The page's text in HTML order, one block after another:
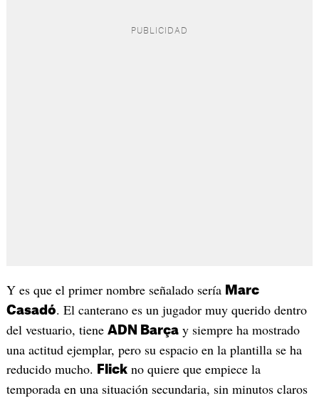
Y es que el primer nombre señalado sería Marc
Casadó. El canterano es un jugador muy querido dentro
del vestuario, tiene ADN Barçay siempre ha mostrado
una actitud ejemplar, pero su espacio en la plantilla se ha
reducido mucho.
Flickno quiere que empiece la
temporada en una situación secundaria, sin minutos claros